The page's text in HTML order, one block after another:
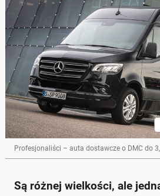
Profesjonaliści – auta dostawcze o DMC do
Są różnej wielkości, ale